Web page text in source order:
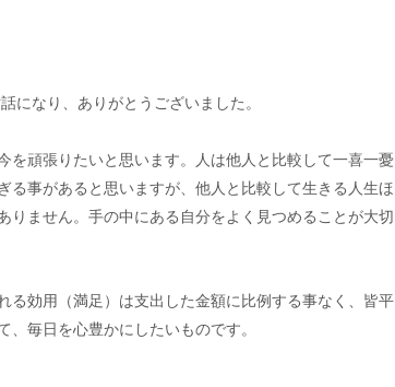
になり、ありがとうございました。
頑張りたいと思います。人は他人と比較して一喜一憂
る事があると思いますが、他人と比較して生きる人生ほ
りません。手の中にある自分をよく見つめることが大切
効用（満足）は支出した金額に比例する事なく、皆平
毎日を心豊かにしたいものです。